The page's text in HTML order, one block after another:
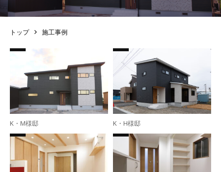
トップ 施工事例
K・M様邸 K・H様邸